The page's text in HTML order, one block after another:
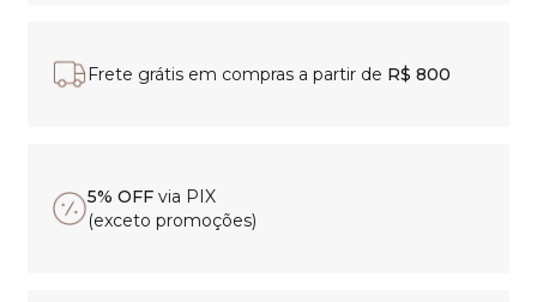
Frete grátis em compras a partir de R$ 800
5% OFF via PIX
(exceto promoções)